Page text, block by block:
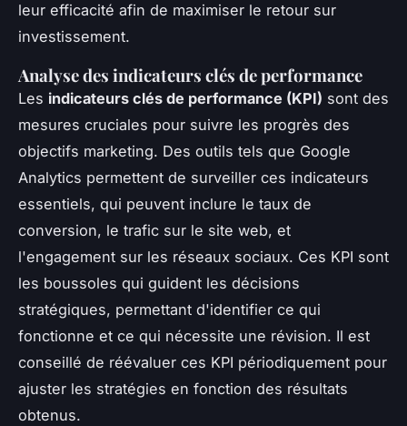
leur efficacité afin de maximiser le retour sur
investissement.
Analyse des indicateurs clés de performance
Les indicateurs clés de performance (KPI) sont des
mesures cruciales pour suivre les progrès des
objectifs marketing. Des outils tels que Google
Analytics permettent de surveiller ces indicateurs
essentiels, qui peuvent inclure le taux de
conversion, le trafic sur le site web, et
l'engagement sur les réseaux sociaux. Ces KPI sont
les boussoles qui guident les décisions
stratégiques, permettant d'identifier ce qui
fonctionne et ce qui nécessite une révision. Il est
conseillé de réévaluer ces KPI périodiquement pour
ajuster les stratégies en fonction des résultats
obtenus.